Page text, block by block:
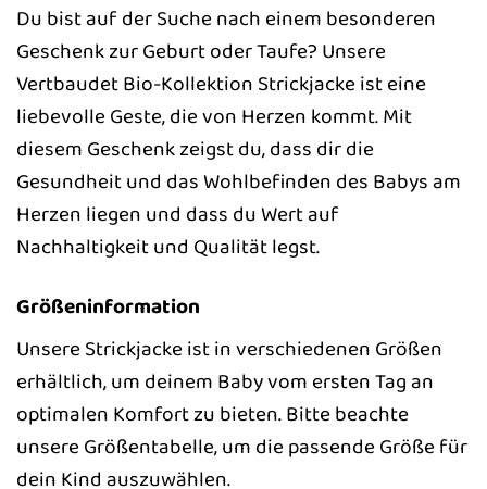
Du bist auf der Suche nach einem besonderen
Geschenk zur Geburt oder Taufe? Unsere
Vertbaudet Bio-Kollektion Strickjacke ist eine
liebevolle Geste, die von Herzen kommt. Mit
diesem Geschenk zeigst du, dass dir die
Gesundheit und das Wohlbefinden des Babys am
Herzen liegen und dass du Wert auf
Nachhaltigkeit und Qualität legst.
Größeninformation
Unsere Strickjacke ist in verschiedenen Größen
erhältlich, um deinem Baby vom ersten Tag an
optimalen Komfort zu bieten. Bitte beachte
unsere Größentabelle, um die passende Größe für
dein Kind auszuwählen.